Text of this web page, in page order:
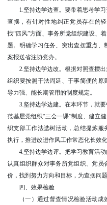
1.坚持边学边查。要带着思考学
查摆，有针对性地纠正党员存在的
找“四风”方面、事务所党组织建设、
题。明确学习任务、突出查摆重点
案报送省注协党办。
2.坚持边学边改。根据对照查摆
组织要按照于法周延、于事简便的
导力强、能长期管用的制度规定。
3.坚持边学边建。在本环节，就
范基层党组织“三会一课”制度、建立
织支部工作法选树活动，总结提炼
执行，推进改进作风工作常态化长效化
4.坚持边学边评。把学习教育活
认真组织群众对事务所党组织、党
价，找到努力方向和目标，为查摆问
四、效果检验
（一）通过督查情况检验活动